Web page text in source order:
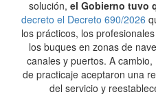
solución, el Gobierno tuvo
decreto el Decreto 690/2026
los prácticos, los
los buques en zonas de
canales y puertos. A
de practicaje aceptaron una
del servicio y